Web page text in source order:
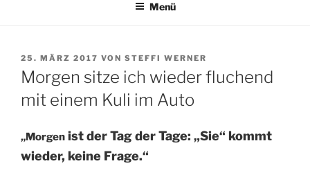
Menü
VERÖFFENTLICHT
AM
25. MÄRZ 2017 VON STEFFI WERNER
Morgen sitze ich wieder fluchend
mit einem Kuli im Auto
„Morgen ist der Tag der Tage: „Sie“ kommt
wieder, keine Frage.“